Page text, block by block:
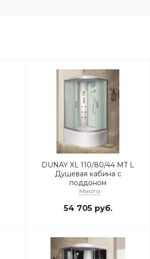
DUNAY XL 110/80/44 MT L
Душевая кабина с
поддоном
Много
54 705руб.